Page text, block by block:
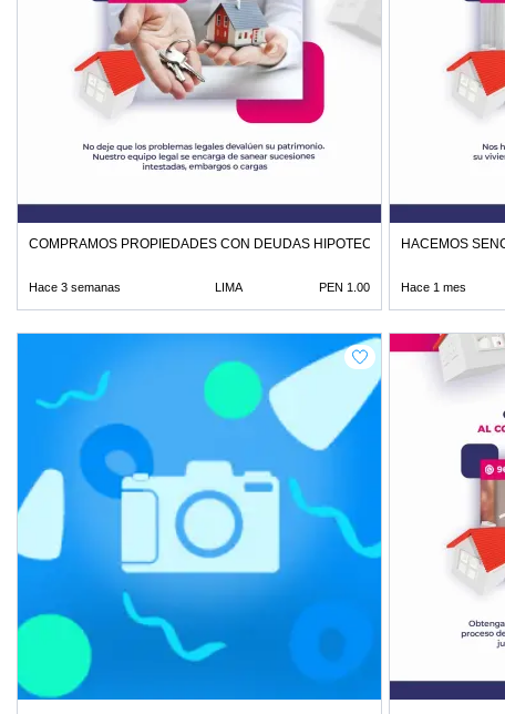
COMPRAMOS PROPIEDADES CON DEUDAS HIPOTECAS O HERENCIAS
Hace 3 semanas LIMA PEN 1.00
HACEMOS
Hace 1 mes